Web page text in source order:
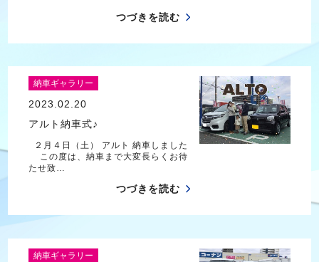
つづきを読む
納車ギャラリー
2023.02.20
アルト納車式♪
２月４日（土） アルト 納車しました
この度は、納車まで大変長らくお待
たせ致…
つづきを読む
納車ギャラリー